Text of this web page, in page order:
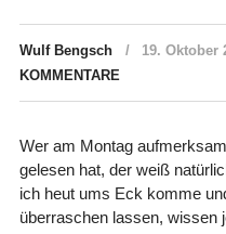
Wulf Bengsch 19. Oktober
KOMMENTARE
Wer am Montag
gelesen hat, der weiß
ich heut ums Eck komme
überraschen lassen, wissen